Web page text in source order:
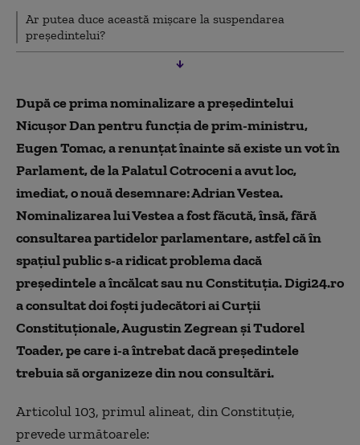
Ar putea duce această mișcare la suspendarea
președintelui?
După ce prima nominalizare a președintelui
Nicușor Dan pentru funcția de prim-ministru,
Eugen Tomac, a renunțat înainte să existe un vot în
Parlament, de la Palatul Cotroceni a avut loc,
imediat, o nouă desemnare: Adrian Vestea.
Nominalizarea lui Vestea a fost făcută, însă, fără
consultarea partidelor parlamentare, astfel că în
spațiul public s-a ridicat problema dacă
președintele a încălcat sau nu Constituția. Digi24.ro
a consultat doi foști judecători ai Curții
Constituționale, Augustin Zegrean și Tudorel
Toader, pe care i-a întrebat dacă președintele
trebuia să organizeze din nou consultări.
Articolul 103, primul alineat, din Constituție,
prevede următoarele: